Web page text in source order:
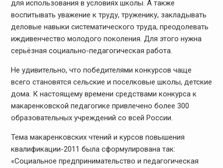
для использования в условиях школы. А также
воспитывать уважение к труду, труженику, закладывать
деловые навыки систематического труда, преодолевать
иждивенчество молодого поколения. Для этого нужна
серьёзная социально-педагогическая работа.
Не удивительно, что победителями конкурсов чаще
всего становятся сельские и поселковые школы, детские
дома. К настоящему времени средствами конкурса к
макаренковской педагогике привлечено более 300
образовательных учреждений со всей России.
Тема макаренковских чтений и курсов повышения
квалификации-2011 была сформулирована так:
«Социальное предпринимательство и педагогическая